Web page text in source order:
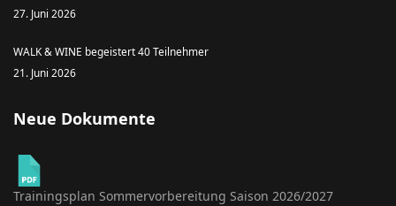
27. Juni 2026
WALK & WINE begeistert 40 Teilnehmer
21. Juni 2026
Neue Dokumente
Trainingsplan Sommervorbereitung Saison 2026/2027